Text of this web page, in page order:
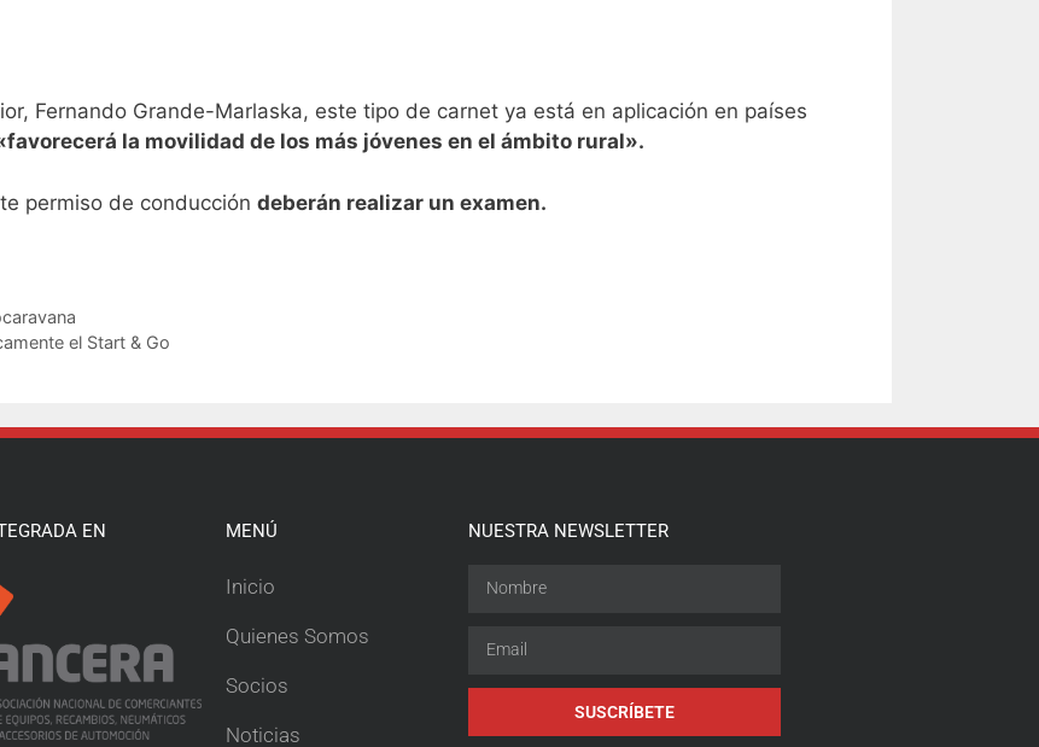
Fernando Grande-Marlaska, este tipo de carnet ya está en aplicación en países
la movilidad de los más jóvenes en el ámbito rural».
permiso de conducción deberán realizar un examen.
el Start & Go
EN MENÚ
Inicio
Quienes Somos
Socios
Noticias
NUESTRA NEWSLETTER
SUSCRÍBETE